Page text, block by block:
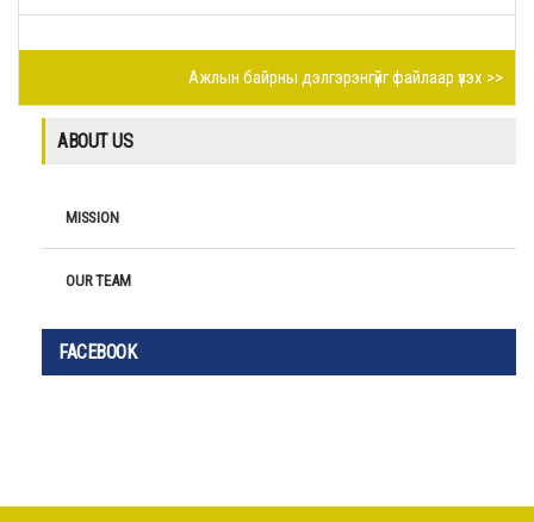
Ажлын байрны дэлгэрэнгүйг файлаар үзэх >>
ABOUT US
MISSION
OUR TEAM
FACEBOOK